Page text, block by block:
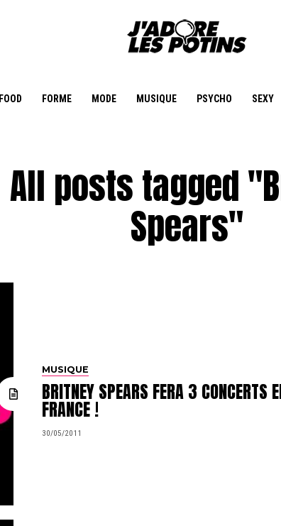
FOOD FORME MODE MUSIQUE PSYCHO SEXY
All posts tagged
Spears"
MUSIQUE
BRITNEY SPEARS FERA 3 CONCERTS
FRANCE !
30/05/2011